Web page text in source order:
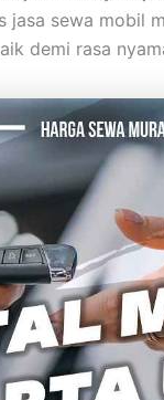
jasa sewa mobil
demi rasa